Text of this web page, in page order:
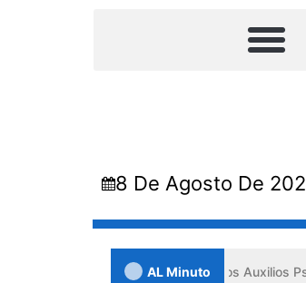
8 De Agosto De
AL Minuto
Lara impulsa los «Primeros Auxilios